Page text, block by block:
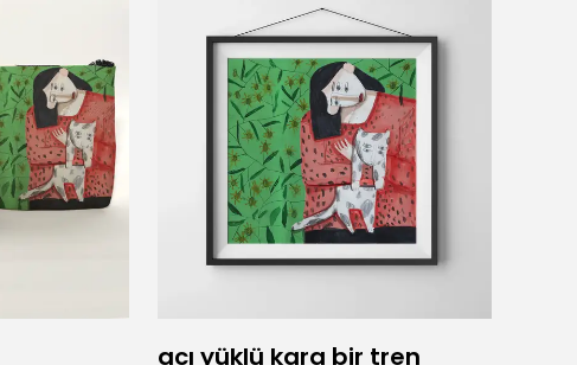
acı yüklü kara bir tren